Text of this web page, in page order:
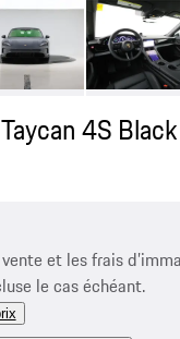
4S
et les frais
le cas échéant.